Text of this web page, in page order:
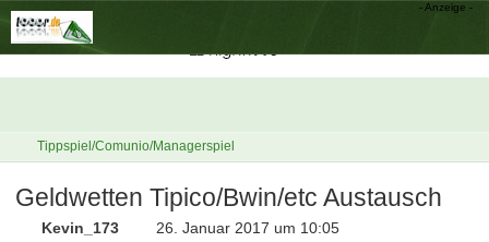
Tippspiel/Comunio/Managerspiel
Geldwetten Tipico/Bwin/etc Austausch
Kevin_173 26. Januar 2017 um 10:05